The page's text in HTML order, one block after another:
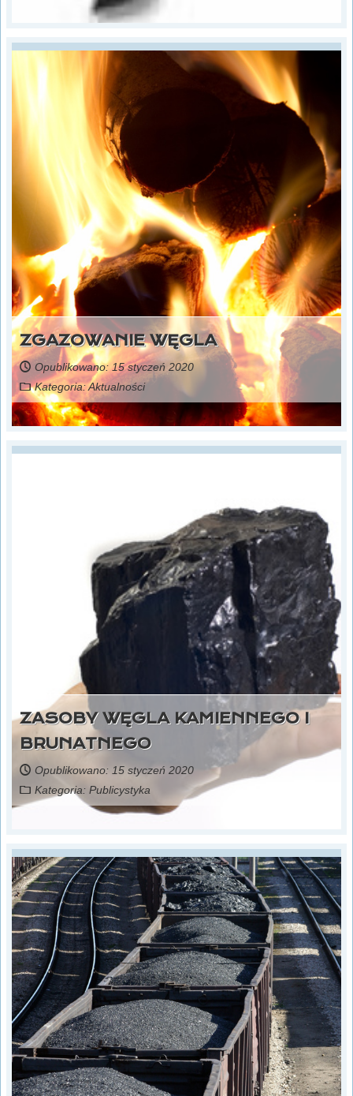
ZGAZOWANIE WĘGLA
Opublikowano: 15 styczeń 2020
Kategoria:Aktualności
ZASOBY WĘGLA KAMIENNEGO I
BRUNATNEGO
Opublikowano: 15 styczeń 2020
Kategoria: Publicystyka